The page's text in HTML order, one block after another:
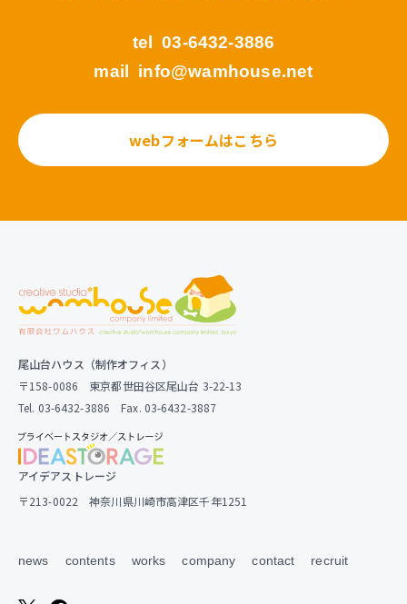
tel 03-6432-3886
mail info@wamhouse.net
webフォームはこちら
尾山台ハウス（制作オフィス）
〒158-0086 東京都世田谷区尾山台 3-22-13
Tel. 03-6432-3886 Fax. 03-6432-3887
アイデアストレージ
〒213-0022 神奈川県川崎市高津区千年1251
news contents works company contact recruit